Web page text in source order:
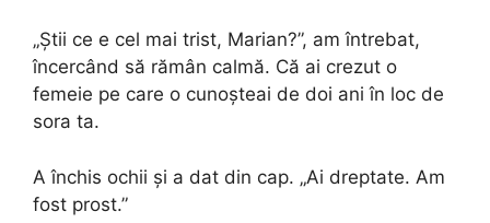
„Știi ce e cel mai trist, Marian?”, am întrebat,
încercând să rămân calmă. Că ai crezut o
femeie pe care o cunoșteai de doi ani în loc de
sora ta.
A închis ochii și a dat din cap. „Ai dreptate. Am
fost prost.”